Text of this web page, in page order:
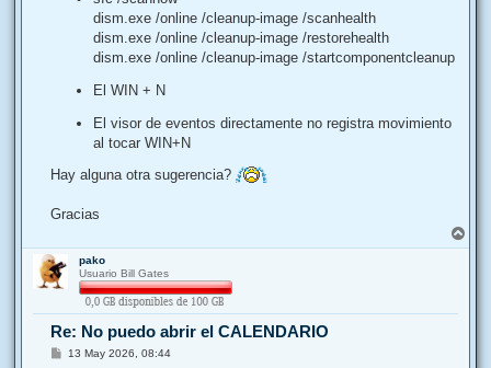
dism.exe /online /cleanup-image /scanhealth
dism.exe /online /cleanup-image /restorehealth
dism.exe /online /cleanup-image /startcomponentcleanup
El WIN + N
El visor de eventos directamente no registra movimiento
al tocar WIN+N
Hay alguna otra sugerencia?
Gracias
r
pako
Usuario Bill Gates
Re: No puedo abrir el CALENDARIO
M13 May 2026, 08:44